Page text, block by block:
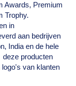
Awards, Premium
Trophy.
in
aan bedrijven
India en de hele
producten
van klanten